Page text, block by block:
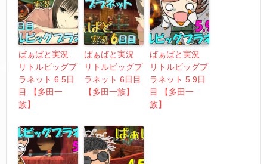
ばぁばと実況
リトルビッグプ
ラネット 6.5日
目 【多田一
族】
ばぁばと実況
リトルビッグプ
ラネット 6日目
【多田一族】
ばぁばと実況
リトルビッグプ
ラネット 5.9日
目 【多田一
族】